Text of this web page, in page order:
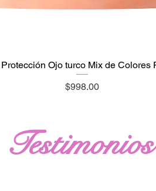
Vista rápida
Ojo turco Mix de Colores
Precio
$998.00
Testimonios